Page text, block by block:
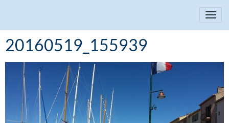
20160519_155939